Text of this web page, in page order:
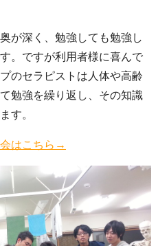
が深く、勉強しても勉強し
。ですが利用者様に喜んで
のセラピストは人体や高齢
勉強を繰り返し、その知識
す。
はこちら→